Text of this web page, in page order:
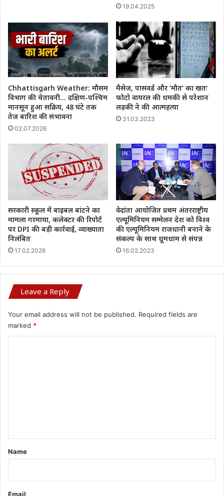
19.04.2025
Chhattisgarh Weather: मौसम
विभाग की चेतावनी… दक्षिण-पश्चिम
मानसून हुआ सक्रिय, 48 घंटे तक
तेज बारिश की संभावना
02.07.2026
मैसेज, पासवर्ड और ‘मौत’ का खतः
फोटो वायरल की धमकी से परेशान
लड़की ने की आत्महत्या
31.03.2023
सरकारी स्कूल में बाइबल बांटने का
मामला गरमाया, कलेक्टर की रिपोर्ट
पर DPI की बड़ी कार्रवाई, व्याख्याता
निलंबित
17.02.2026
वेदांता आयोजित प्रथम अंतरराष्ट्रीय
एल्यूमिनियम सम्मेलन देश को विश्व
की एल्यूमिनियम राजधानी बनाने के
संकल्प के साथ धूमधाम से संपन्न
16.02.2023
Leave a Reply
Your email address will not be published. Required fields are
marked *
*
Name
Email